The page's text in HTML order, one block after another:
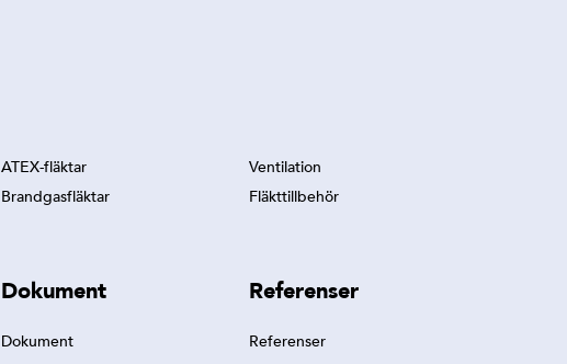
ATEX-fläktar
Brandgasfläktar
Ventilation
Fläkttillbehör
Dokument
Dokument
Referenser
Referenser